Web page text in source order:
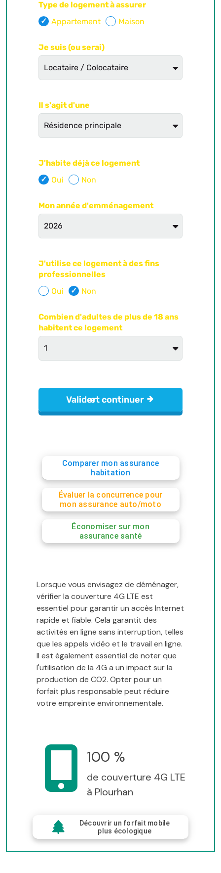
Comparer mon assurance
habitation
Évaluer la concurrence pour
mon assurance auto/moto
Économiser sur mon
assurance santé
Lorsque vous envisagez de déménager,
vérifier la couverture 4G LTE est
essentiel pour garantir un accès Internet
rapide et fiable. Cela garantit des
activités en ligne sans interruption, telles
que les appels vidéo et le travail en ligne.
Il est également essentiel de noter que
l'utilisation de la 4G a un impact sur la
production de CO2. Opter pour un
forfait plus responsable peut réduire
votre empreinte environnementale.
100 %
de couverture 4G LTE
à Plourhan
Découvrir un forfait mobile
plus écologique